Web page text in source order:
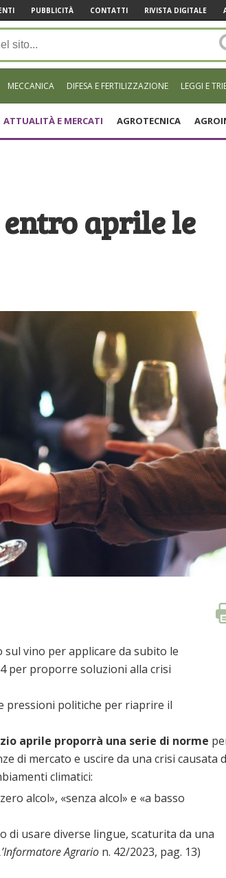
PUBBLICITÀ CONTATTI RIVISTA DIGITALE
MECCANICA DIFESA E FERTILIZZAZIONE LEGGI E
ATTUALITÀ E MERCATI AGROTECNICA
aprile le
vino per applicare da subito le
per proporre soluzioni alla crisi
pressioni politiche per riaprire il
aprile proporrà una serie di norme
di mercato e uscire da una crisi causata
climatici:
alcol», «senza alcol» e «a basso
di usare diverse lingue, scaturita da una
Agrario n. 42/2023, pag. 13)